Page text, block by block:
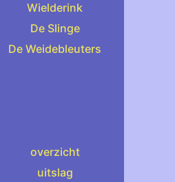
Wielderink
De Slinge
De Weidebleuters
overzicht
uitslag